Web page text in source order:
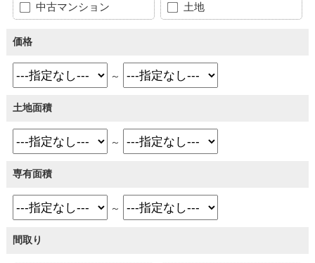
中古マンション 土地
価格
～
土地面積
～
専有面積
～
間取り